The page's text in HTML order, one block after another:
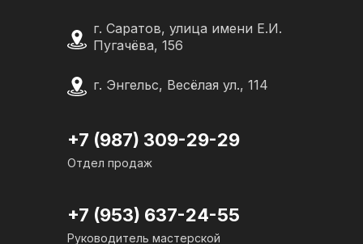
+7 (987) 309-29-29
Отдел продаж
г. Саратов, улица имени Е.И.
Пугачёва, 156
г. Энгельс, Весёлая ул., 114
+7 (953) 637-24-55
Руководитель мастерской